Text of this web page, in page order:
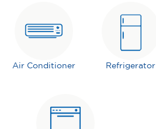
Air Conditioner Refrigerator